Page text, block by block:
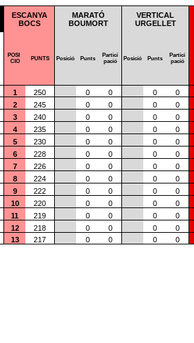
ESCANYA
BOCS
MARATÓ
BOUMORT
VERTICAL
URGELLET
POSI
CIO
PUNTS Posició Punts
Partici
pació
Posició Punts
Partici
pació
1 250 0 0 0 0
2 245 0 0 0 0
3 240 0 0 0 0
4 235 0 0 0 0
5 230 0 0 0 0
6 228 0 0 0 0
7 226 0 0 0 0
8 224 0 0 0 0
9 222 0 0 0 0
10 220 0 0 0 0
11 219 0 0 0 0
12 218 0 0 0 0
13 217 0 0 0 0